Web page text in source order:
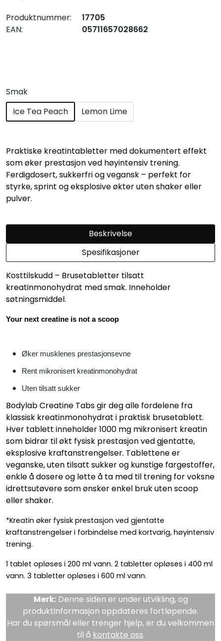
Produktnummer:
17705
EAN:
05711657028662
Smak
Ice Tea Peach
Lemon Lime
Praktiske kreatintabletter med dokumentert effekt
som øker prestasjon ved høyintensiv trening.
Ferdigdosert, sukkerfri og vegansk – perfekt for
styrke, sprint og eksplosive økter uten shaker eller
pulver.
Beskrivelse
Spesifikasjoner
Kosttilskudd – Brusetabletter tilsatt
kreatinmonohydrat med smak. Inneholder
søtningsmiddel.
Your next creatine is not a scoop
Øker musklenes prestasjonsevne
Rent mikronisert kreatinmonohydrat
Uten tilsatt sukker
Bodylab Creatine Tabs gir deg alle fordelene fra
klassisk kreatinmonohydrat i praktisk brusetablett.
Hver tablett inneholder 1000 mg mikronisert kreatin
som bidrar til økt fysisk prestasjon ved gjentatte,
eksplosive kraftanstrengelser. Tablettene er
veganske, uten tilsatt sukker og kunstige fargestoffer,
enkle å dosere og lette å ta med til trening for voksne
idrettsutøvere som ønsker enkel bruk uten scoop
eller shaker.
*Kreatin øker fysisk prestasjon ved gjentatte
kraftanstrengelser i forbindelse med kortvarig, høyintensiv
trening.
1 tablet opløses i 200 ml vann. 2 tabletter opløses i 400 ml
vann. 3 tabletter opløses i 600 ml vann.
Merk:Denne siden er under utvikling, og
produktinformasjon oppdateres fortløpende.
Har du spørsmål eller trenger hjelp, er du velkommen
til å kontakte oss.